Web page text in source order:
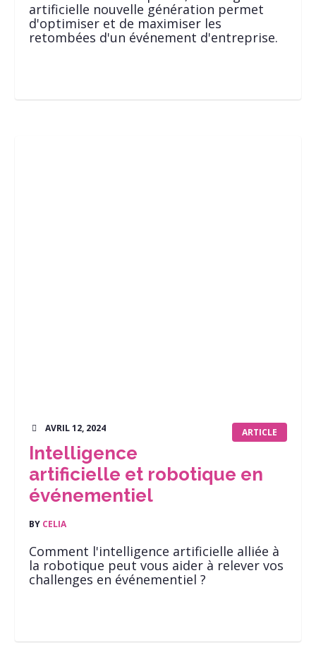
artificielle nouvelle génération permet
d'optimiser et de maximiser les
retombées d'un événement d'entreprise.
ARTICLE
AVRIL 12, 2024
Intelligence
artificielle et robotique en
événementiel
BY CELIA
Comment l'intelligence artificielle alliée à
la robotique peut vous aider à relever vos
challenges en événementiel ?